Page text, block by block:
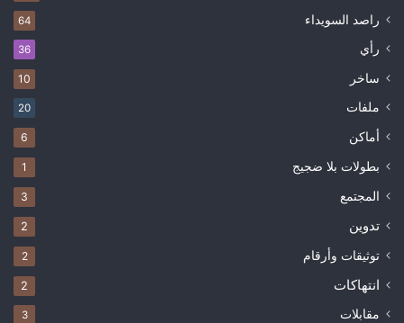
راصد السويداء 64
رأي 36
ساخر 10
ملفات 20
أماكن 6
بطولات بلا ضجيج 1
المجتمع 3
تدوين 2
توثيقات وأرقام 2
انتهاكات 2
مقابلات 3